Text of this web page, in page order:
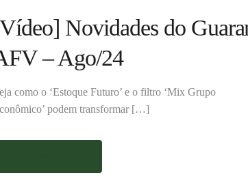
Novidades do
– Ago/24
como o ‘Estoque Futuro’ e o filtro ‘Mix Grupo
podem transformar […]